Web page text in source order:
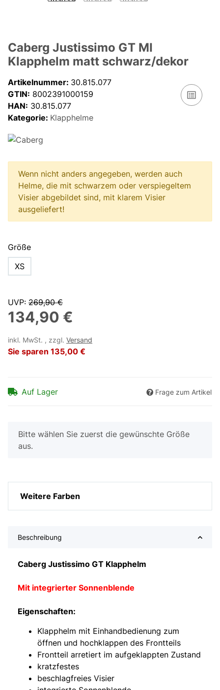
Caberg Justissimo GT MI
Klapphelm matt schwarz/dekor
Artikelnummer: 30.815.077
GTIN: 8002391000159
HAN: 30.815.077
Kategorie: Klapphelme
Wenn nicht anders angegeben, werden auch
Helme, die mit schwarzem oder verspiegeltem
Visier abgebildet sind, mit klarem Visier
ausgeliefert!
Größe
XS
UVP: 269,90 €
134,90 €
inkl. MwSt. , zzgl. Versand
Sie sparen 135,00 €
Auf Lager Frage zum Artikel
x
Bitte wählen Sie zuerst die gewünschte Größe
aus.
Weitere Farben
Beschreibung
Caberg Justissimo GT Klapphelm
Mit integrierter Sonnenblende
Eigenschaften:
Klapphelm mit Einhandbedienung zum
öffnen und hochklappen des Frontteils
Frontteil arretiert im aufgeklappten Zustand
kratzfestes
beschlagfreies Visier